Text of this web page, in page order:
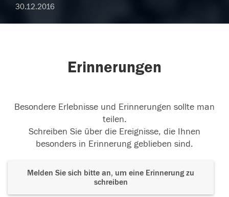
30.12.2016
Erinnerungen
Besondere Erlebnisse und Erinnerungen sollte man
teilen.
Schreiben Sie über die Ereignisse, die Ihnen
besonders in Erinnerung geblieben sind.
Melden Sie sich bitte an, um eine Erinnerung zu
schreiben